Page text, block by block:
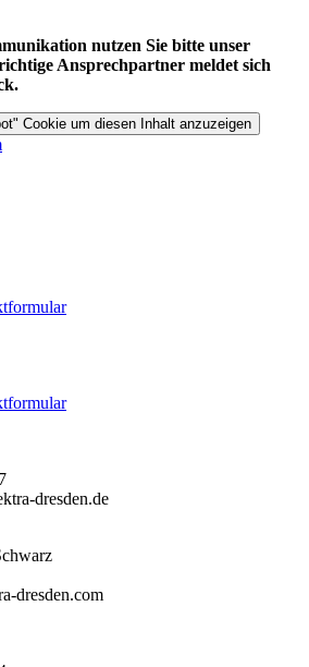
nutzen Sie bitte unser
Ansprechpartner meldet sich
Cookie um diesen Inhalt anzuzeigen
dresden.de
dresden.com